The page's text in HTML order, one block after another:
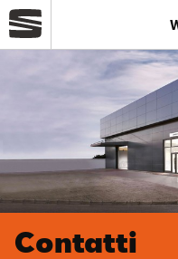
Azienda
Offerte
Service
Contatti